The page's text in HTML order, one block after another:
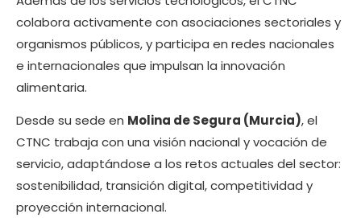
colabora activamente con asociaciones sectoriales y
organismos públicos, y participa en redes nacionales
e internacionales que impulsan la innovación
alimentaria.
Desde su sede en Molina de Segura (Murcia), el
CTNC trabaja con una visión nacional y vocación de
servicio, adaptándose a los retos actuales del sector:
sostenibilidad, transición digital, competitividad y
proyección internacional.